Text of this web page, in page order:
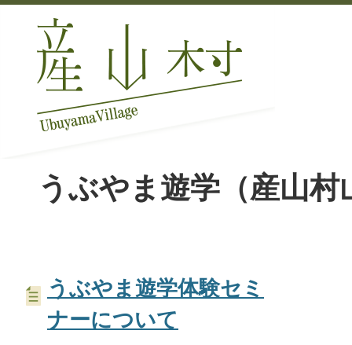
うぶやま遊学（産山村
うぶやま遊学体験セミ
ナーについて